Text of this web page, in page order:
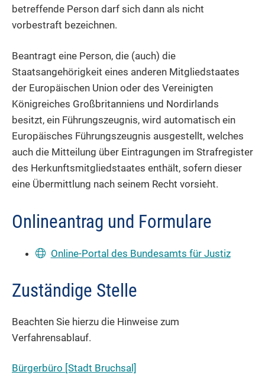
betreffende Person darf sich dann als nicht
vorbestraft bezeichnen.
Beantragt eine Person, die (auch) die
Staatsangehörigkeit eines anderen Mitgliedstaates
der Europäischen Union oder des Vereinigten
Königreiches Großbritanniens und Nordirlands
besitzt, ein Führungszeugnis, wird automatisch ein
Europäisches Führungszeugnis ausgestellt, welches
auch die Mitteilung über Eintragungen im Strafregister
des Herkunftsmitgliedstaates enthält, sofern dieser
eine Übermittlung nach seinem Recht vorsieht.
Onlineantrag und Formulare
Online-Portal des Bundesamts für Justiz
Zuständige Stelle
Beachten Sie hierzu die Hinweise zum
Verfahrensablauf.
Bürgerbüro [Stadt Bruchsal]